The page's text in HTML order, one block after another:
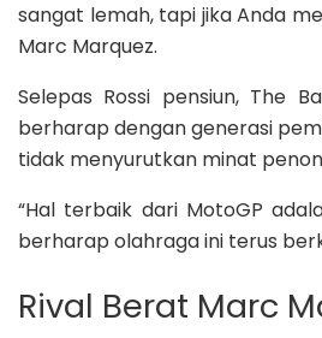
sangat lemah, tapi jika Anda
Marc Marquez.
Selepas Rossi pensiun, The
berharap dengan generasi
tidak menyurutkan minat
“Hal terbaik dari MotoGP
berharap olahraga ini terus
Rival Berat Marc